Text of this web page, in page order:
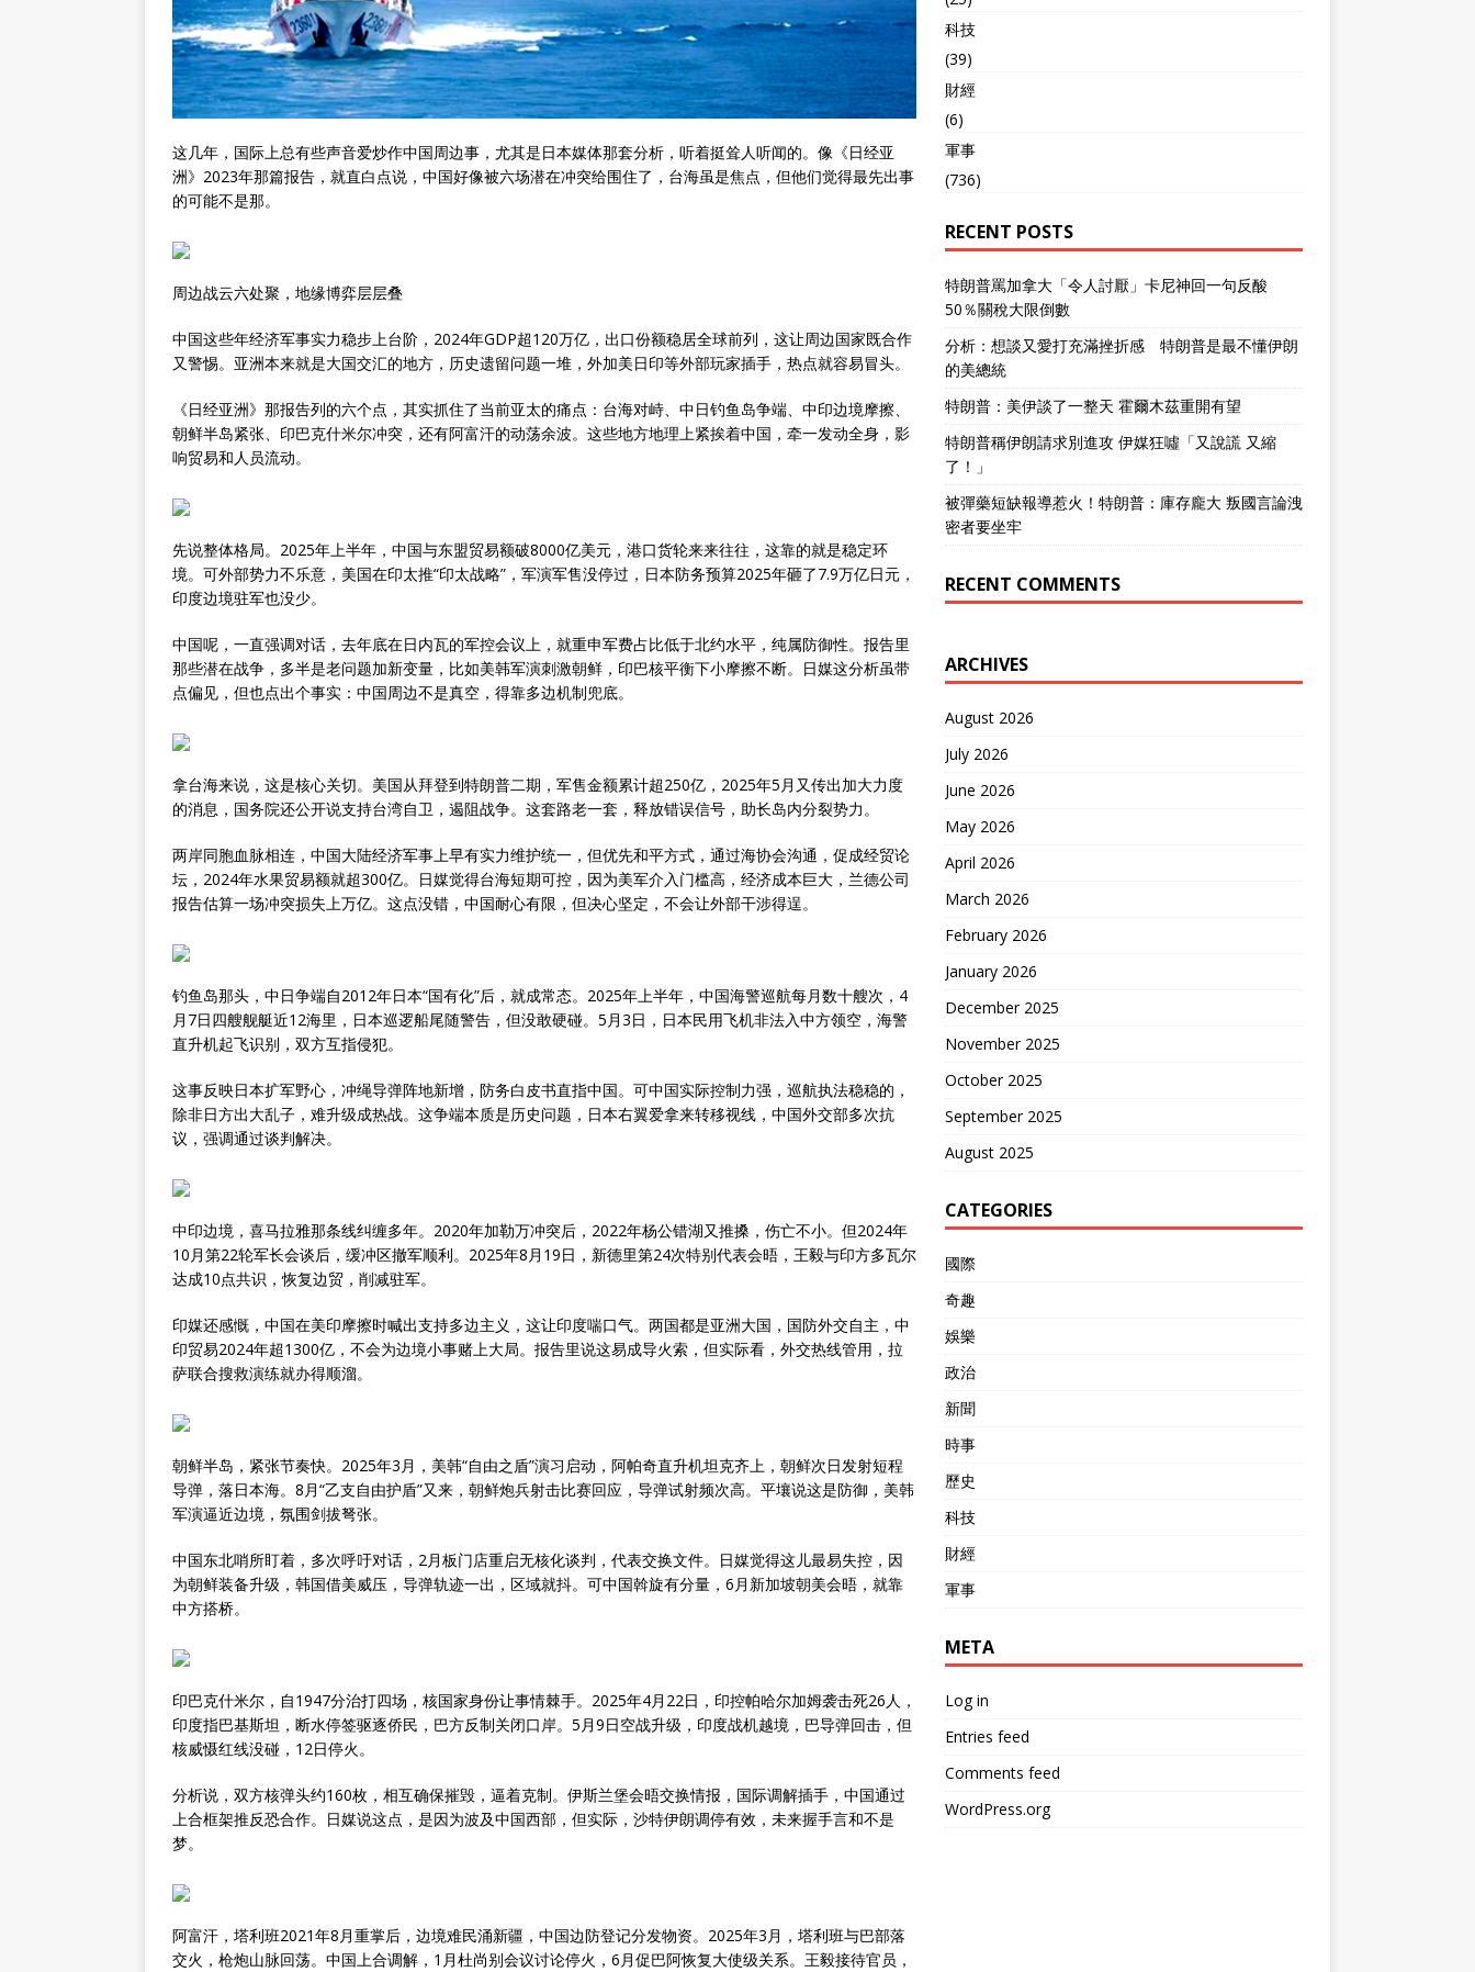
这几年，国际上总有些声音爱炒作中国周边事，尤其是日本媒体那套分析，听着挺耸人听闻的。像《日经亚
洲》2023年那篇报告，就直白点说，中国好像被六场潜在冲突给围住了，台海虽是焦点，但他们觉得最先出事
的可能不是那。
周边战云六处聚，地缘博弈层层叠
中国这些年经济军事实力稳步上台阶，2024年GDP超120万亿，出口份额稳居全球前列，这让周边国家既合作
又警惕。亚洲本来就是大国交汇的地方，历史遗留问题一堆，外加美日印等外部玩家插手，热点就容易冒头。
《日经亚洲》那报告列的六个点，其实抓住了当前亚太的痛点：台海对峙、中日钓鱼岛争端、中印边境摩擦、
朝鲜半岛紧张、印巴克什米尔冲突，还有阿富汗的动荡余波。这些地方地理上紧挨着中国，牵一发动全身，影
响贸易和人员流动。
先说整体格局。2025年上半年，中国与东盟贸易额破8000亿美元，港口货轮来来往往，这靠的就是稳定环
境。可外部势力不乐意，美国在印太推“印太战略”，军演军售没停过，日本防务预算2025年砸了7.9万亿日元，
印度边境驻军也没少。
中国呢，一直强调对话，去年底在日内瓦的军控会议上，就重申军费占比低于北约水平，纯属防御性。报告里
那些潜在战争，多半是老问题加新变量，比如美韩军演刺激朝鲜，印巴核平衡下小摩擦不断。日媒这分析虽带
点偏见，但也点出个事实：中国周边不是真空，得靠多边机制兜底。
拿台海来说，这是核心关切。美国从拜登到特朗普二期，军售金额累计超250亿，2025年5月又传出加大力度
的消息，国务院还公开说支持台湾自卫，遏阻战争。这套路老一套，释放错误信号，助长岛内分裂势力。
两岸同胞血脉相连，中国大陆经济军事上早有实力维护统一，但优先和平方式，通过海协会沟通，促成经贸论
坛，2024年水果贸易额就超300亿。日媒觉得台海短期可控，因为美军介入门槛高，经济成本巨大，兰德公司
报告估算一场冲突损失上万亿。这点没错，中国耐心有限，但决心坚定，不会让外部干涉得逞。
钓鱼岛那头，中日争端自2012年日本“国有化”后，就成常态。2025年上半年，中国海警巡航每月数十艘次，4
月7日四艘舰艇近12海里，日本巡逻船尾随警告，但没敢硬碰。5月3日，日本民用飞机非法入中方领空，海警
直升机起飞识别，双方互指侵犯。
这事反映日本扩军野心，冲绳导弹阵地新增，防务白皮书直指中国。可中国实际控制力强，巡航执法稳稳的，
除非日方出大乱子，难升级成热战。这争端本质是历史问题，日本右翼爱拿来转移视线，中国外交部多次抗
议，强调通过谈判解决。
中印边境，喜马拉雅那条线纠缠多年。2020年加勒万冲突后，2022年杨公错湖又推搡，伤亡不小。但2024年
10月第22轮军长会谈后，缓冲区撤军顺利。2025年8月19日，新德里第24次特别代表会晤，王毅与印方多瓦尔
达成10点共识，恢复边贸，削减驻军。
印媒还感慨，中国在美印摩擦时喊出支持多边主义，这让印度喘口气。两国都是亚洲大国，国防外交自主，中
印贸易2024年超1300亿，不会为边境小事赌上大局。报告里说这易成导火索，但实际看，外交热线管用，拉
萨联合搜救演练就办得顺溜。
朝鲜半岛，紧张节奏快。2025年3月，美韩“自由之盾”演习启动，阿帕奇直升机坦克齐上，朝鲜次日发射短程
导弹，落日本海。8月“乙支自由护盾”又来，朝鲜炮兵射击比赛回应，导弹试射频次高。平壤说这是防御，美韩
军演逼近边境，氛围剑拔弩张。
中国东北哨所盯着，多次呼吁对话，2月板门店重启无核化谈判，代表交换文件。日媒觉得这儿最易失控，因
为朝鲜装备升级，韩国借美威压，导弹轨迹一出，区域就抖。可中国斡旋有分量，6月新加坡朝美会晤，就靠
中方搭桥。
印巴克什米尔，自1947分治打四场，核国家身份让事情棘手。2025年4月22日，印控帕哈尔加姆袭击死26人，
印度指巴基斯坦，断水停签驱逐侨民，巴方反制关闭口岸。5月9日空战升级，印度战机越境，巴导弹回击，但
核威慑红线没碰，12日停火。
分析说，双方核弹头约160枚，相互确保摧毁，逼着克制。伊斯兰堡会晤交换情报，国际调解插手，中国通过
上合框架推反恐合作。日媒说这点，是因为波及中国西部，但实际，沙特伊朗调停有效，未来握手言和不是
梦。
阿富汗，塔利班2021年8月重掌后，边境难民涌新疆，中国边防登记分发物资。2025年3月，塔利班与巴部落
交火，枪炮山脉回荡。中国上合调解，1月杜尚别会议讨论停火，6月促巴阿恢复大使级关系。王毅接待官员，
科技
(39)
財經
(6)
軍事
(736)
RECENT POSTS
特朗普罵加拿大「令人討厭」卡尼神回一句反酸
50％關稅大限倒數
分析：想談又愛打充滿挫折感 特朗普是最不懂伊朗
的美總統
特朗普：美伊談了一整天 霍爾木茲重開有望
特朗普稱伊朗請求別進攻 伊媒狂噓「又說謊 又縮
了！」
被彈藥短缺報導惹火！特朗普：庫存龐大 叛國言論洩
密者要坐牢
RECENT COMMENTS
ARCHIVES
August 2026
July 2026
June 2026
May 2026
April 2026
March 2026
February 2026
January 2026
December 2025
November 2025
October 2025
September 2025
August 2025
CATEGORIES
國際
奇趣
娛樂
政治
新聞
時事
歷史
科技
財經
軍事
META
Log in
Entries feed
Comments feed
WordPress.org